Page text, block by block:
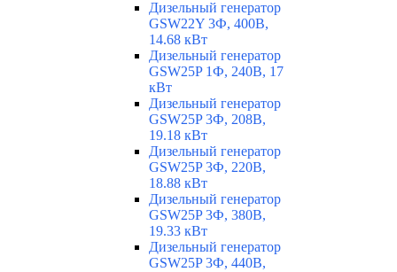
Дизельный генератор
GSW22Y 3Ф, 400В,
14.68 кВт
Дизельный генератор
GSW25P 1Ф, 240В, 17
кВт
Дизельный генератор
GSW25P 3Ф, 208В,
19.18 кВт
Дизельный генератор
GSW25P 3Ф, 220В,
18.88 кВт
Дизельный генератор
GSW25P 3Ф, 380В,
19.33 кВт
Дизельный генератор
GSW25P 3Ф, 440В,